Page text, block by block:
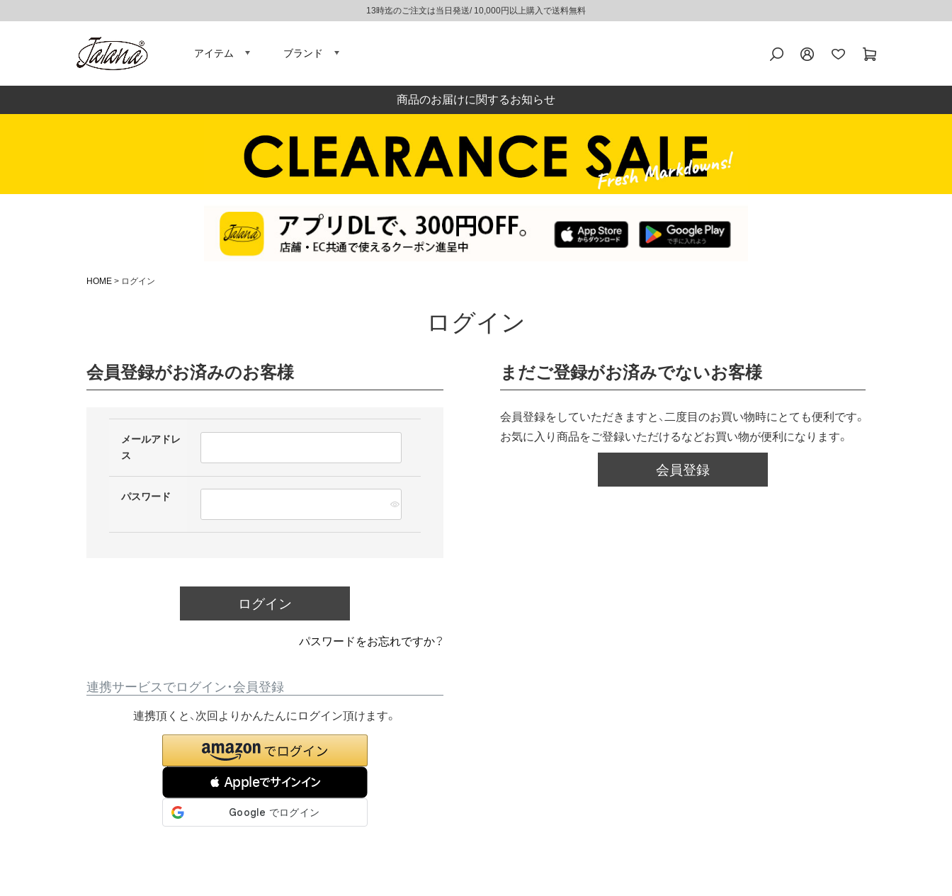
13時迄のご注文は当日発送/ 10,000円以上購入で送料無料
アイテム ブランド
商品のお届けに関するお知らせ
HOME ログイン
ログイン
会員登録がお済みのお客様
メールアドレ
ス
パスワード
ログイン
パスワードをお忘れですか？
連携サービスでログイン・会員登録
 Appleでサインイン
連携頂くと、次回よりかんたんにログイン頂けます。
まだご登録がお済みでないお客様
会員登録をしていただきますと、二度目のお買い物時にとても便利です。
お気に入り商品をご登録いただけるなどお買い物が便利になります。
会員登録